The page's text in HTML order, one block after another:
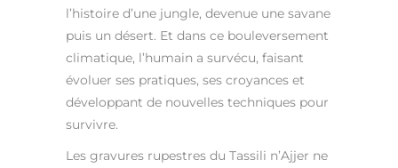
l’histoire d’une jungle, devenue une savane
puis un désert. Et dans ce bouleversement
climatique, l’humain a survécu, faisant
évoluer ses pratiques, ses croyances et
développant de nouvelles techniques pour
survivre.
Les gravures rupestres du Tassili n’Ajjer ne